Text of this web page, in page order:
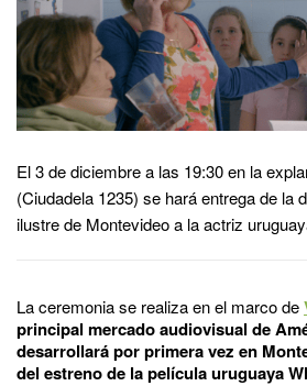
El 3 de diciembre a las 19:30 en la
(Ciudadela 1235) se hará entrega de la
ilustre de Montevideo a la actriz
La ceremonia se realiza en el marco de
principal mercado audiovisual de
desarrollará por primera vez en
del estreno de la película uruguaya